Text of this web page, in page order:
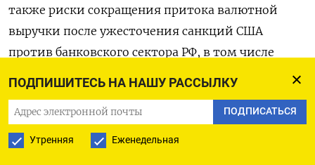
ПОДПИШИТЕСЬ НА НАШУ РАССЫЛКУ
ПОДПИСАТЬСЯ
Утренняя Еженедельная
также риски сокращения притока валютной
выручки после ужесточения санкций США
против банковского сектора РФ, в том числе
Эти факторы наложились на уже перманентное
негативное для рубля влияние роста издержек